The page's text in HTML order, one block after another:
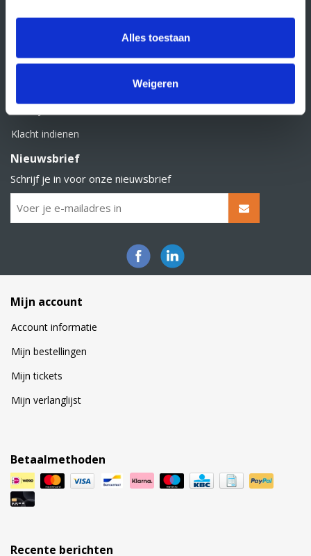
Alles toestaan
Weigeren
Retourbeleid
Klacht indienen
Nieuwsbrief
Schrijf je in voor onze nieuwsbrief
Mijn account
Account informatie
Mijn bestellingen
Mijn tickets
Mijn verlanglijst
Betaalmethoden
Recente berichten